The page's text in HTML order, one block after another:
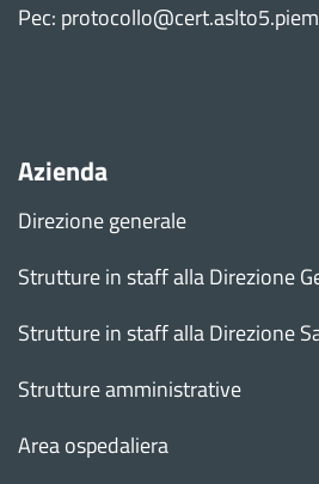
Pec:
Azienda
Direzione generale
Strutture in staff alla Direzione
Strutture in staff alla Direzione
Strutture amministrative
Area ospedaliera